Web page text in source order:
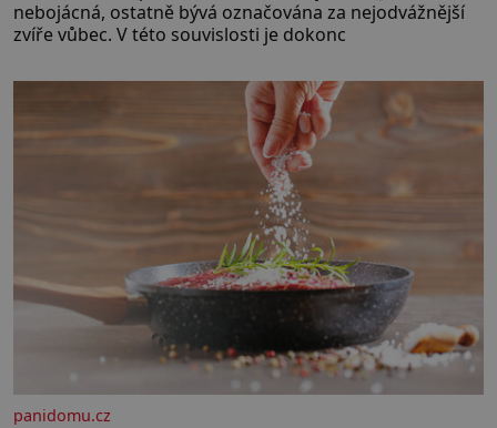
nebojácná, ostatně bývá označována za nejodvážnější
zvíře vůbec. V této souvislosti je dokonc
panidomu.cz